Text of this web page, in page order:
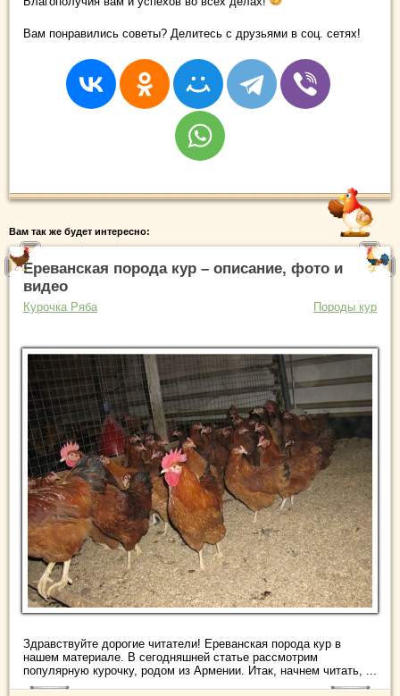
Вам понравились советы? Делитесь с друзьями в соц. сетях!
Вам так же будет интересно:
Ереванская порода кур – описание, фото и
видео
Курочка Ряба Породы кур
Здравствуйте дорогие читатели! Ереванская порода кур в
нашем материале. В сегодняшней статье рассмотрим
популярную курочку, родом из Армении. Итак, начнем читать, ...